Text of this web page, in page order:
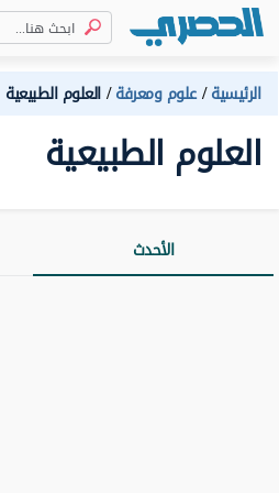
الرئيسية علوم ومعرفة العلوم الطبيعية
العلوم الطبيعية
الأحدث